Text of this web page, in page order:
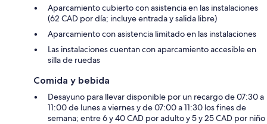
Aparcamiento cubierto con asistencia en las instalaciones
(62 CAD por día; incluye entrada y salida libre)
Aparcamiento con asistencia limitado en las instalaciones
Las instalaciones cuentan con aparcamiento accesible en
silla de ruedas
Comida y bebida
Desayuno para llevar disponible por un recargo de 07:30 a
11:00 de lunes a viernes y de 07:00 a 11:30 los fines de
semana; entre 6 y 40 CAD por adulto y 5 y 25 CAD por niño